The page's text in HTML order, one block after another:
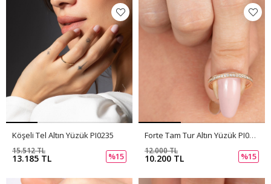
Köşeli Tel Altın Yüzük PI0235
13.185 TL
15.512 TL
%15
Forte Tam Tur Altın Yüzük PI0234
10.200 TL
12.000 TL
%15